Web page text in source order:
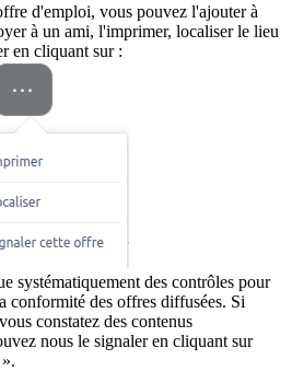
d'emploi, vous pouvez l'ajouter à
à un ami, l'imprimer, localiser le lieu
en cliquant sur :
systématiquement des contrôles pour
conformité des offres diffusées. Si
constatez des contenus
nous le signaler en cliquant sur